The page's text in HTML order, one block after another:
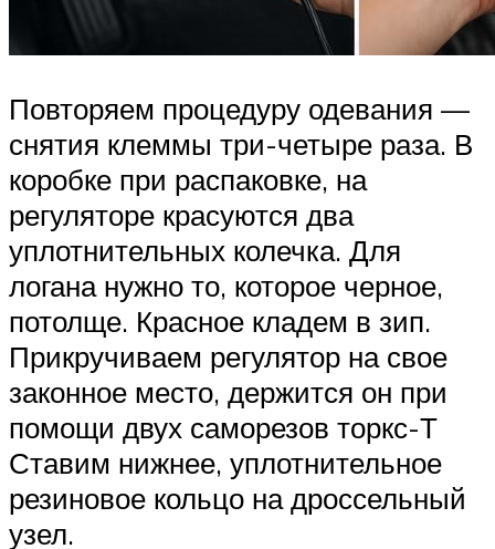
Повторяем процедуру одевания —
снятия клеммы три-четыре раза. В
коробке при распаковке, на
регуляторе красуются два
уплотнительных колечка. Для
логана нужно то, которое черное,
потолще. Красное кладем в зип.
Прикручиваем регулятор на свое
законное место, держится он при
помощи двух саморезов торкс-Т
Ставим нижнее, уплотнительное
резиновое кольцо на дроссельный
узел.